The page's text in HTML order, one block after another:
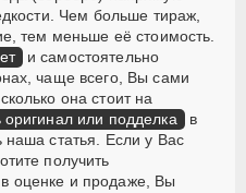
Чем больше тираж,
тем меньше её стоимость.
и самостоятельно
чаще всего, Вы сами
она стоит на
оригинал или подделка в
статья. Если у Вас
получить
оценке и продаже, Вы